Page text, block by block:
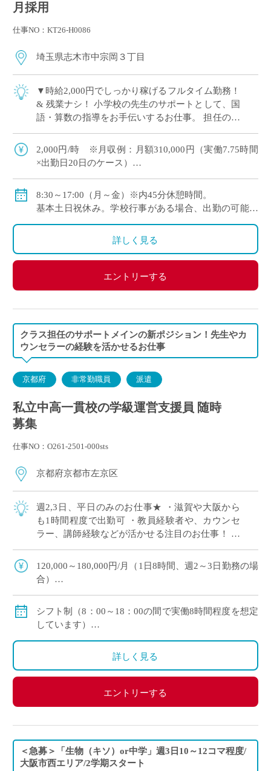
月採用
仕事NO：KT26-H0086
埼玉県志木市中宗岡３丁目
▼時給2,000円でしっかり稼げるフルタイム勤務！
& 残業ナシ！ 小学校の先生のサポートとして、国
語・算数の指導をお手伝いするお仕事。 担任の先
生とサポーターの2人体制
2,000円/時 ※月収例：月額310,000円（実働7.75時間
×出勤日20日のケース）
◇交通費：定期代支給
8:30～17:00（月～金）※内45分休憩時間。
基本土日祝休み。学校行事がある場合、出勤の可能性
がございます。
詳しく見る
エントリーする
クラス担任のサポートメインの新ポジション！先生やカ
ウンセラーの経験を活かせるお仕事
京都府 非常勤職員 派遣
私立中高一貫校の学級運営支援員 随時
募集
仕事NO：O261-2501-000sts
京都府京都市左京区
週2,3日、平日のみのお仕事★ ・滋賀や大阪から
も1時間程度で出勤可 ・教員経験者や、カウンセ
ラー、講師経験などが活かせる注目のお仕事！ ・
先生が授業や他業務に集中できるように、クラス
担任業務のサポートをおまかせします！ […]
120,000～180,000円/月（1日8時間、週2～3日勤務の場
合）
※時間外勤務が発生した場合は別途支給
◇交通費：別途全額支給
◇保険：社会保険、雇用保険、労災保険
シフト制（8：00～18：00の間で実働8時間程度を想定
しています）
◇勤務日：週2～3日（月曜日～金曜日の中で応相談）
◇休日：勤務日以外の平日、土曜日、日曜日、祝日、
学校が休みの長期休暇中(保護者面談設定日、学園祭準
備日等を除く)
詳しく見る
エントリーする
＜急募＞「生物（キソ）or中学」週3日10～12コマ程度/
大阪市西エリア/2学期スタート